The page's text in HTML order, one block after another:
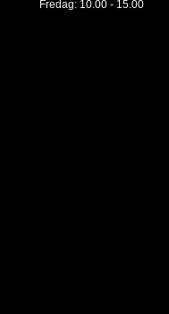
Fredag: 10.00 - 15.00